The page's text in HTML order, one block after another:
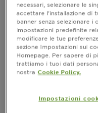
Ma quale tinta per
consigliate, troviamo
caratterizza per la
Ecco come scegliere
La tinta è l’alleato
brillante, da utilizzare
sia in caso di
colori disponibili, c’è
necessari, selezionare le
accettare l’installazione di
banner senza selezionare i
impostazioni predefinite
modificare le tue
sezione Impostazioni sui
Homepage. Per sapere di
trattiamo i tuoi dati
nostra Cookie Policy.
Impostazioni